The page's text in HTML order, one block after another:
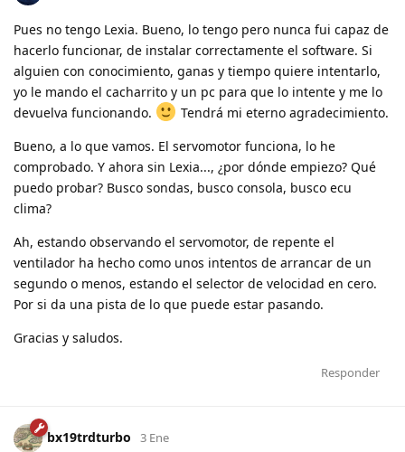
Pues no tengo Lexia. Bueno, lo tengo pero nunca fui capaz de
hacerlo funcionar, de instalar correctamente el software. Si
alguien con conocimiento, ganas y tiempo quiere intentarlo,
yo le mando el cacharrito y un pc para que lo intente y me lo
devuelva funcionando.
Tendrá mi eterno agradecimiento.
Bueno, a lo que vamos. El servomotor funciona, lo he
comprobado. Y ahora sin Lexia..., ¿por dónde empiezo? Qué
puedo probar? Busco sondas, busco consola, busco ecu
clima?
Ah, estando observando el servomotor, de repente el
ventilador ha hecho como unos intentos de arrancar de un
segundo o menos, estando el selector de velocidad en cero.
Por si da una pista de lo que puede estar pasando.
Gracias y saludos.
Responder
bx19trdturbo 3 Ene